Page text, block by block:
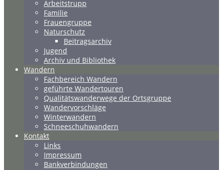
Arbeitstrupp
Familie
Frauengruppe
Naturschutz
Beitragsarchiv
Jugend
Archiv und Bibliothek
Wandern
Fachbereich Wandern
geführte Wandertouren
Qualitätswanderwege der Ortsgruppe
Wandervorschläge
Winterwandern
Schneeschuhwandern
Kontakt
Links
Impressum
Bankverbindungen